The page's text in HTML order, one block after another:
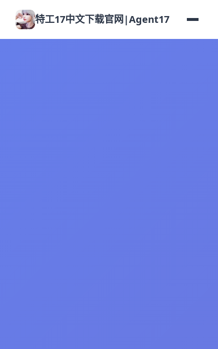
特工17中文下载官网|Agent17